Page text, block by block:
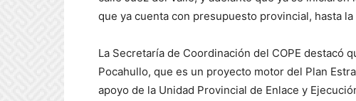
que ya cuenta con presupuesto provincial, hasta la
La Secretaría de Coordinación del COPE destacó
Pocahullo, que es un proyecto motor del Plan
apoyo de la Unidad Provincial de Enlace y